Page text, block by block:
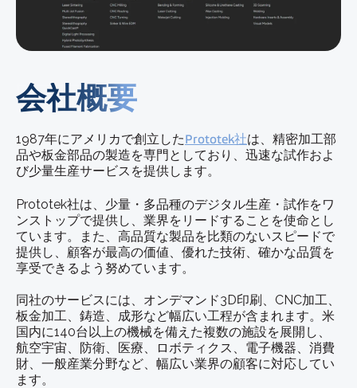
会社概要
1987年にアメリカで創立したPrototek社は、精密加工部
品や板金部品の製造を専門としており、迅速な試作およ
び少量生産サービスを提供します。
Prototek社は、少量・多品種のデジタル生産・試作をワ
ンストップで提供し、業界をリードすることを使命とし
ています。また、高品質な製品を比類のないスピードで
提供し、顧客が最高の価値、優れた技術、確かな品質を
享受できるよう努めています。
同社のサービスには、オンデマンド3D印刷、CNC加工、
板金加工、鋳造、成形など幅広い工程が含まれます。米
国内に140台以上の機械を備えた複数の施設を展開し、
航空宇宙、防衛、医療、ロボティクス、電子機器、消費
財、一般産業分野など、幅広い業界の顧客に対応してい
ます。